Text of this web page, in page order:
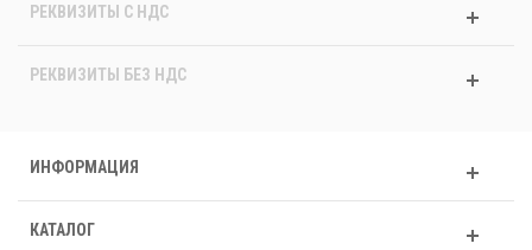
РЕКВИЗИТЫ C НДС
РЕКВИЗИТЫ БЕЗ НДС
ИНФОРМАЦИЯ
КАТАЛОГ